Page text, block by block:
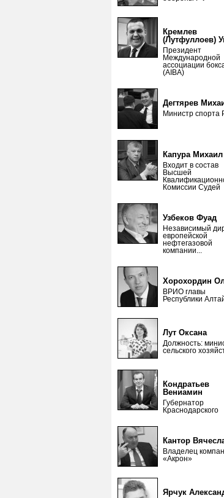
Кремлев
(Лутфуллоев)
Президент
Международной
ассоциации
(AIBA)
Дегтярев
Министр спорта
Капура Михаил
Входит в состав
Высшей
Комиссии Судей
Узбеков Фуад
Независимый
европейской
нефтегазовой
компании...
Хорохордин
ВРИО главы
Республики
Лут Оксана
Должность:
сельского
Кондратьев
Вениамин
Губернатор
Краснодарского
Кантор
Владелец
«Акрон»
Ярчук